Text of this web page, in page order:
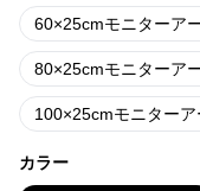
60×25cmモニターア
80×25cmモニターア
100×25cmモニターア
カラー